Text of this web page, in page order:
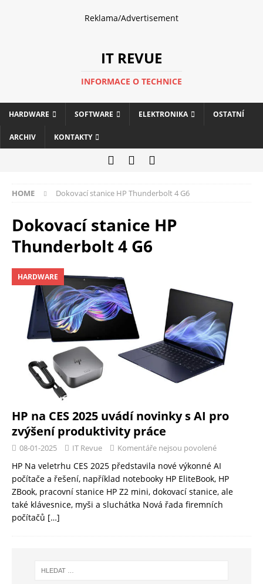
Reklama/Advertisement
IT REVUE
INFORMACE O TECHNICE
HARDWARE SOFTWARE ELEKTRONIKA OSTATNÍ
ARCHIV KONTAKTY
HOME Dokovací stanice HP Thunderbolt 4 G6
Dokovací stanice HP
Thunderbolt 4 G6
HARDWARE
HP na CES 2025 uvádí novinky s AI pro
zvýšení produktivity práce
08-01-2025 IT Revue Komentáře nejsou povolené
HP Na veletrhu CES 2025 představila nové výkonné AI
počítače a řešení, například notebooky HP EliteBook, HP
ZBook, pracovní stanice HP Z2 mini, dokovací stanice, ale
také klávesnice, myši a sluchátka Nová řada firemních
počítačů […]